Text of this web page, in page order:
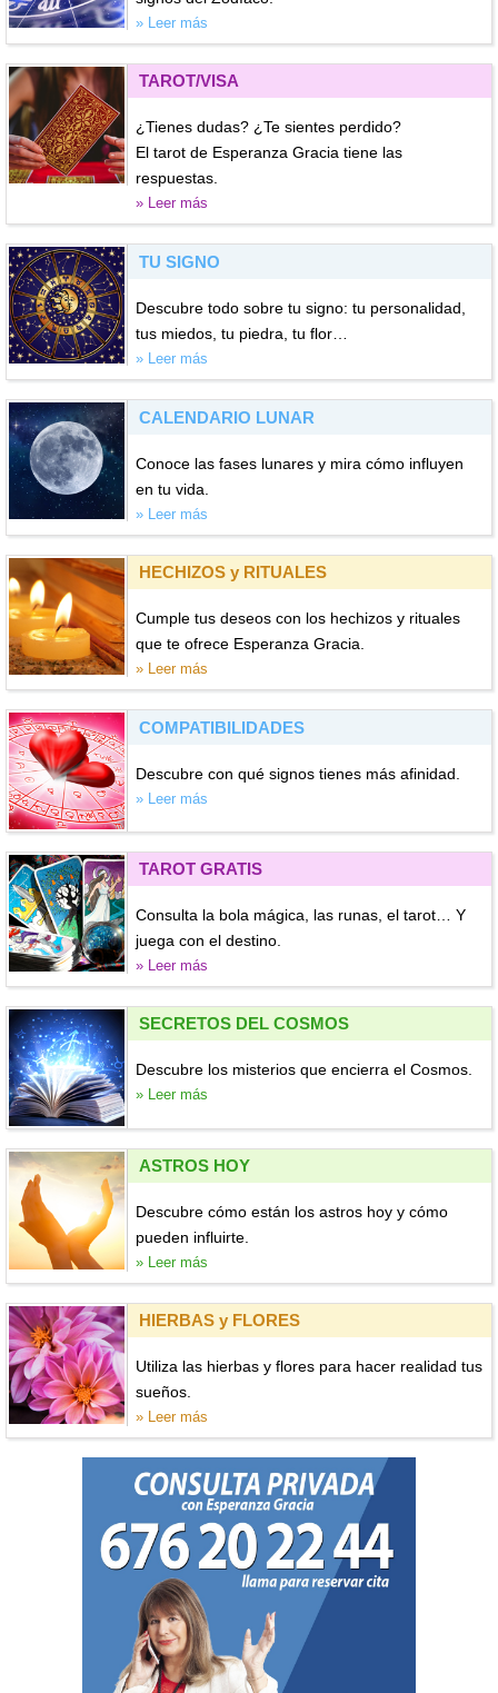
» Leer más
TAROT/VISA
¿Tienes dudas? ¿Te sientes perdido?
El tarot de Esperanza Gracia tiene las
respuestas.
» Leer más
TU SIGNO
Descubre todo sobre tu signo: tu personalidad,
tus miedos, tu piedra, tu flor…
» Leer más
CALENDARIO LUNAR
Conoce las fases lunares y mira cómo influyen
en tu vida.
» Leer más
HECHIZOS y RITUALES
Cumple tus deseos con los hechizos y rituales
que te ofrece Esperanza Gracia.
» Leer más
COMPATIBILIDADES
Descubre con qué signos tienes más afinidad.
» Leer más
TAROT GRATIS
Consulta la bola mágica, las runas, el tarot… Y
juega con el destino.
» Leer más
SECRETOS DEL COSMOS
Descubre los misterios que encierra el Cosmos.
» Leer más
ASTROS HOY
Descubre cómo están los astros hoy y cómo
pueden influirte.
» Leer más
HIERBAS y FLORES
Utiliza las hierbas y flores para hacer realidad tus
sueños.
» Leer más